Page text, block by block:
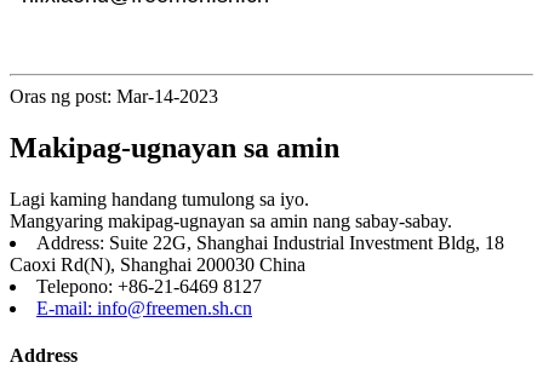
Oras ng post: Mar-14-2023
Makipag-ugnayan sa amin
Lagi kaming handang tumulong sa iyo.
Mangyaring makipag-ugnayan sa amin nang sabay-sabay.
Address: Suite 22G, Shanghai Industrial Investment Bldg, 18
Caoxi Rd(N), Shanghai 200030 China
Telepono: +86-21-6469 8127
E-mail: info@freemen.sh.cn
Address